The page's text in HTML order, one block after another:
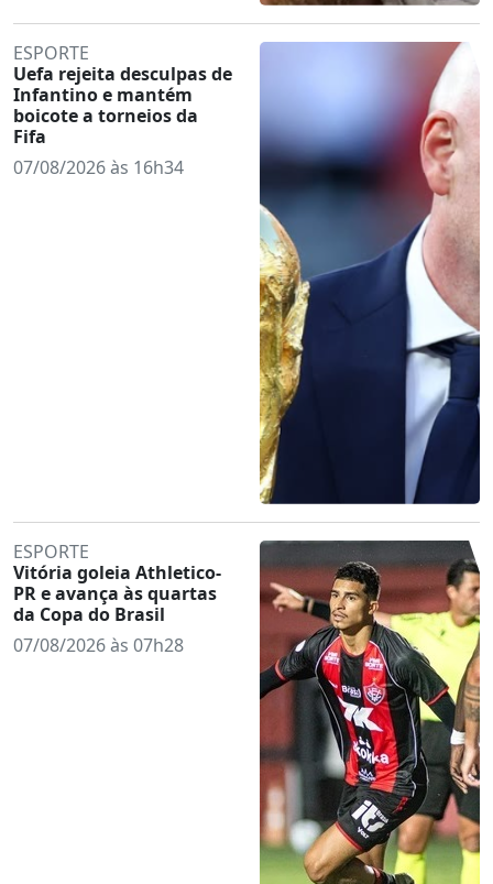
ESPORTE
Uefa rejeita desculpas de
Infantino e mantém
boicote a torneios da
Fifa
07/08/2026 às 16h34
ESPORTE
Vitória goleia Athletico-
PR e avança às quartas
da Copa do Brasil
07/08/2026 às 07h28